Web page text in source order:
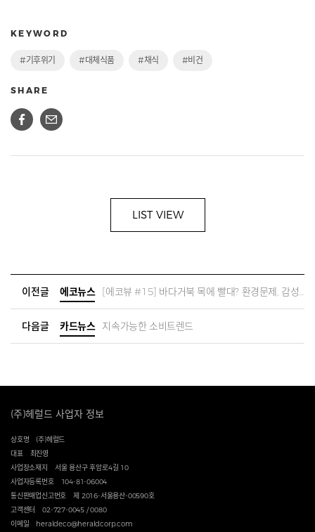
KEYWORD
#기후위기 #대체식품 #채식 #비건
SHARE
LIST VIEW
이전글 에코뉴스 [에코뷰 #15] 바다거북 목에 빨대? 환경문제, 감성적 접근만으로는 안돼
다음글 카드뉴스 지속가능한 소비트렌드
(주)헤럴드 사업자 정보
상호명
(주)헤럴드
대표
최진영
사업장소재지
서울 용산구 후암로4길 10
사업자등록번호
104-81-06004
통신판매업신고번호
제 2016-서울용산-00590호
고객센터
02-727-0045 / 0080
이메일
heraldeco@heraldcorp.com